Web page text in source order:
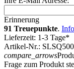
Erinnerung
91 Treuepunkte.
Lieferzeit: 1-3 Tage*
Artikel-Nr.:
compare_arrows
Frage zum Produkt